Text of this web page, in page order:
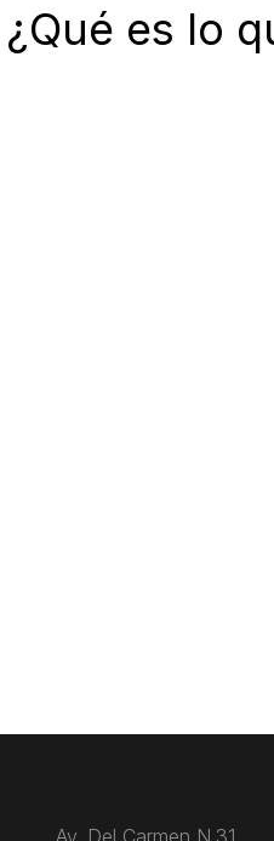
¿Qué es lo
Av. Del Carmen N.31